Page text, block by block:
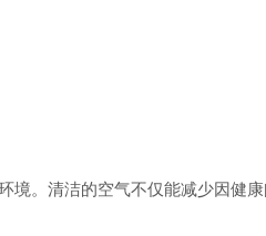
清洁的空气不仅能减少因健康